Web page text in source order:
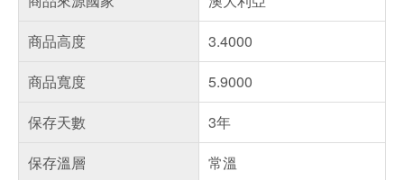
商品高度
3.4000
商品寬度
5.9000
保存天數
3年
保存溫層
常溫